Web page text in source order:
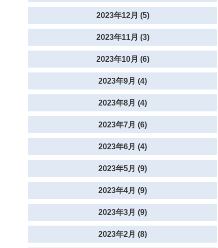
2023年12月 (5)
2023年11月 (3)
2023年10月 (6)
2023年9月 (4)
2023年8月 (4)
2023年7月 (6)
2023年6月 (4)
2023年5月 (9)
2023年4月 (9)
2023年3月 (9)
2023年2月 (8)